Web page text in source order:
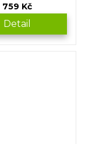
759 Kč
Detail